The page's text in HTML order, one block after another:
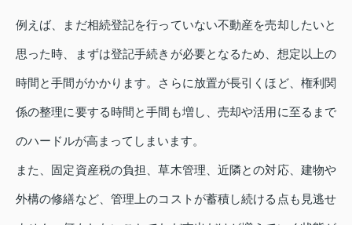
例えば、まだ相続登記を行っていない不動産を売却したいと
思った時、まずは登記手続きが必要となるため、想定以上の
時間と手間がかかります。さらに放置が長引くほど、権利関
係の整理に要する時間と手間も増し、売却や活用に至るまで
のハードルが高まってしまいます。
また、固定資産税の負担、草木管理、近隣との対応、建物や
外構の修繕など、管理上のコストが蓄積し続ける点も見逃せ